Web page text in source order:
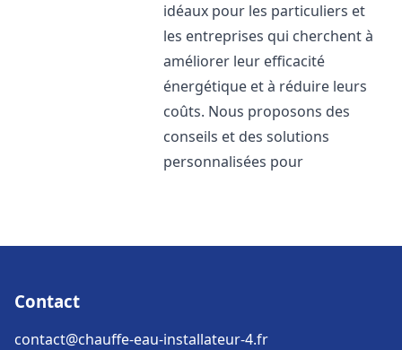
idéaux pour les particuliers et
les entreprises qui cherchent à
améliorer leur efficacité
énergétique et à réduire leurs
coûts. Nous proposons des
conseils et des solutions
personnalisées pour
Contact
contact@chauffe-eau-installateur-4.fr